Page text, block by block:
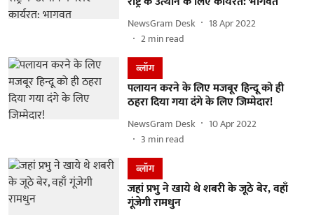
NewsGram Desk
18 Apr 2022
2min read
ब्लॉग
पलायन करने के लिए मजबूर हिन्दू को ही
ठहरा दिया गया ​दंगे के लिए जिम्मेदार!
NewsGram Desk
10 Apr 2022
3 min read
ब्लॉग
जहां प्रभु ने खाये थे शबरी के जूठे बेर, वहाँ
गूंजेगी रामधुन